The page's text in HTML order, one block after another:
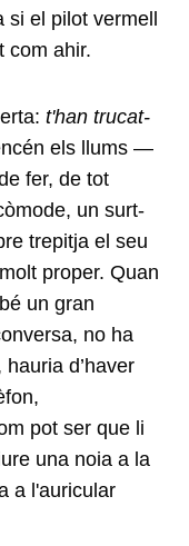
el pilot vermell
com ahir.
t'han trucat-
els llums —
fer, de tot
un surt-
trepitja el seu
proper. Quan
un gran
no ha
d’haver
pot ser que li
una noia a la
a l'auricular